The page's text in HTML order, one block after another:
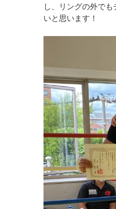
し、リングの外で
いと思います！